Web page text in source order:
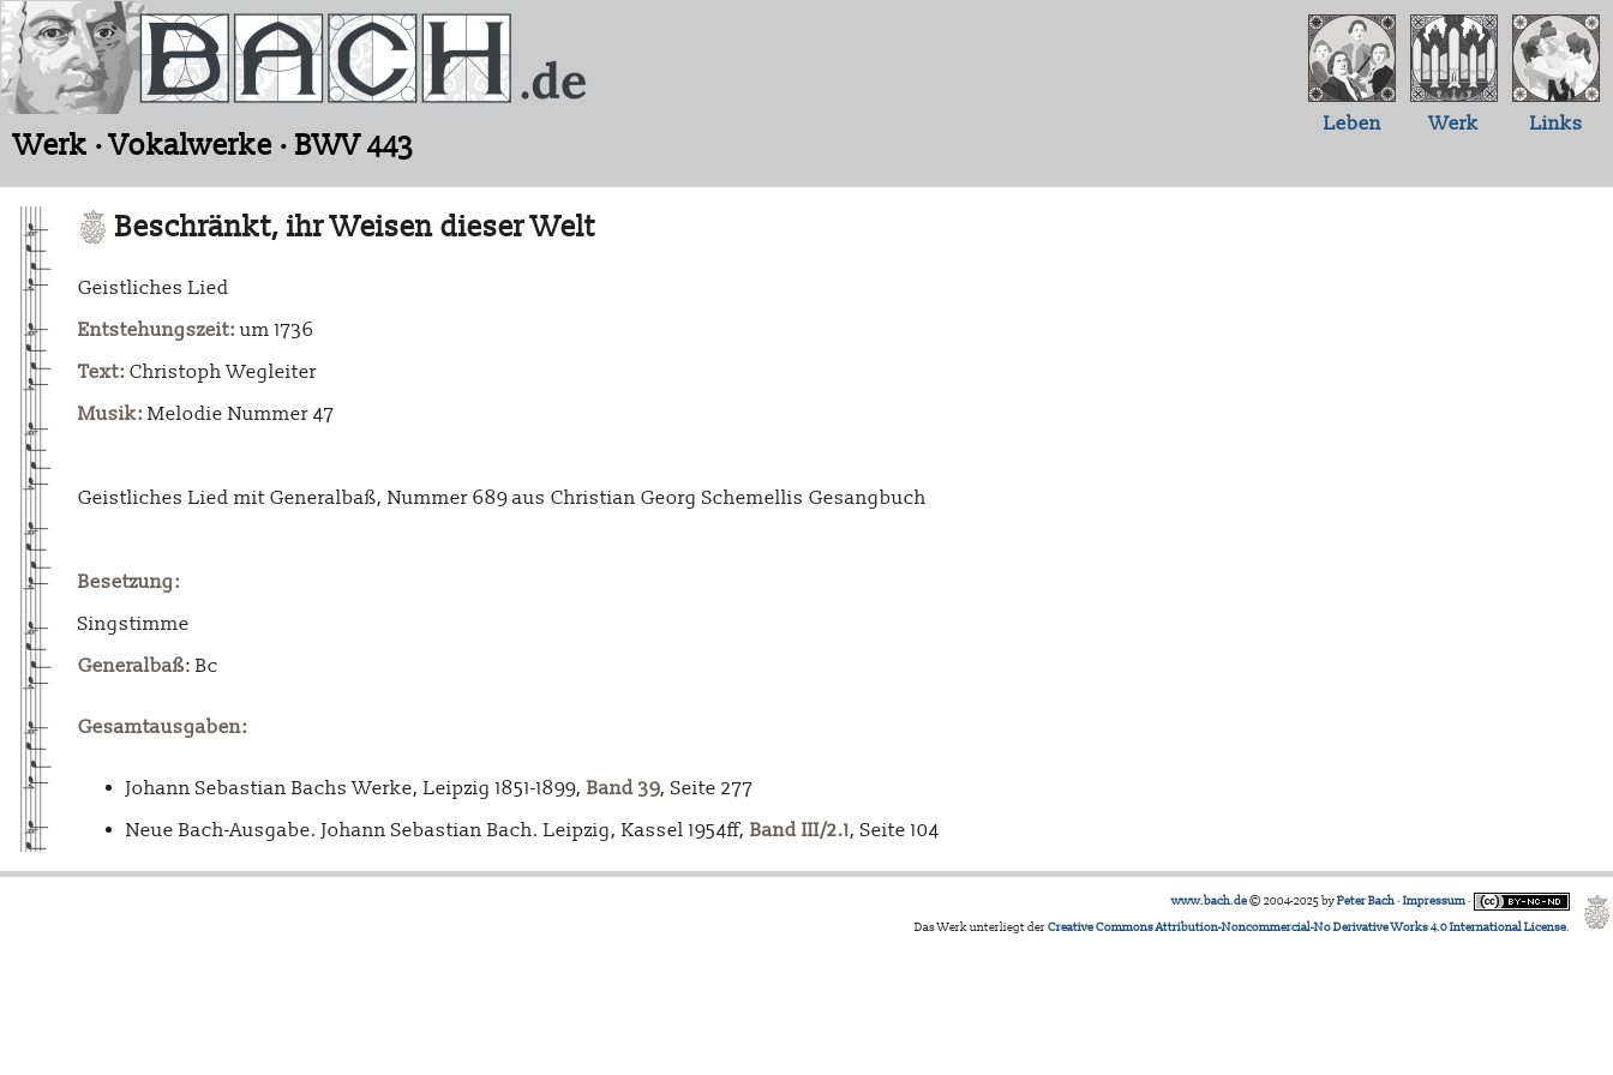
Werk · Vokalwerke · BWV 443
Leben Werk Links
Beschränkt, ihr Weisen dieser Welt
Geistliches Lied
Entstehungszeit: um 1736
Text: Christoph Wegleiter
Musik: Melodie Nummer 47
Geistliches Lied mit Generalbaß, Nummer 689 aus Christian Georg Schemellis Gesangbuch
Besetzung:
Singstimme
Generalbaß: Bc
Gesamtausgaben:
Johann Sebastian Bachs Werke, Leipzig 1851-1899, Band 39, Seite 277
Neue Bach-Ausgabe. Johann Sebastian Bach. Leipzig, Kassel 1954ff, Band III/2.1, Seite 104
www.bach.de© 2004-2025 byPeter Bach· Impressum·
Das Werk unterliegt derCreative Commons Attribution-Noncommercial-No Derivative Works 4.0 International License.